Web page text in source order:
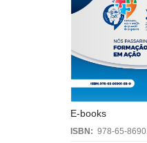
E-books
ISBN: 978-65-